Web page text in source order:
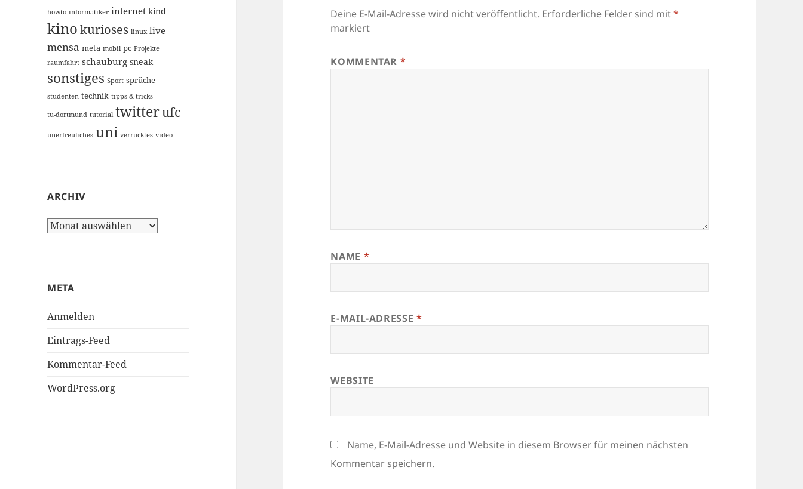
howto informatiker internet kind
kinokurioses linux live
mensa meta mobil pc Projekte
raumfahrt schauburg sneak
sonstiges Sport sprüche
studenten technik tipps & tricks
tu-dortmund tutorial twitterufc
unerfreuliches uni verrücktes video
ARCHIV
Archiv
META
Anmelden
Eintrags-Feed
Kommentar-Feed
WordPress.org
Deine E-Mail-Adresse wird nicht veröffentlicht. Erforderliche Felder sind mit*
markiert
KOMMENTAR *
NAME *
E-MAIL-ADRESSE *
WEBSITE
Name, E-Mail-Adresse und Website in diesem Browser für meinen nächsten
Kommentar speichern.